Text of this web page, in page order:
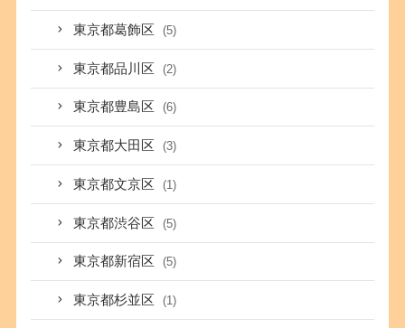
東京都葛飾区 (5)
東京都品川区 (2)
東京都豊島区 (6)
東京都大田区 (3)
東京都文京区 (1)
東京都渋谷区 (5)
東京都新宿区 (5)
東京都杉並区 (1)